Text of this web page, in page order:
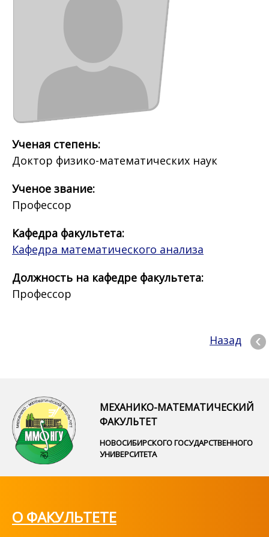
Ученая степень:
Доктор физико-математических наук
Ученое звание:
Профессор
Кафедра факультета:
Кафедра математического анализа
Должность на кафедре факультета:
Профессор
Назад
МЕХАНИКО-МАТЕМАТИЧЕСКИЙ
ФАКУЛЬТЕТ
НОВОСИБИРСКОГО ГОСУДАРСТВЕННОГО
УНИВЕРСИТЕТА
О ФАКУЛЬТЕТЕ